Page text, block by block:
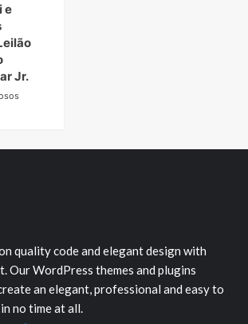
e
Jr.
quality code and elegant design with
Our WordPress themes and plugins
an elegant, professional and easy to
no time at all.